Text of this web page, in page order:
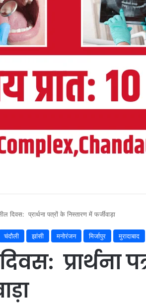
दिवस: प्रार्थना पत्रों के निस्तारण में फर्जीवाड़ा
चंदौली झांसी मनोरंजन मिर्जापुर मुरादाबाद
प्रार्थना